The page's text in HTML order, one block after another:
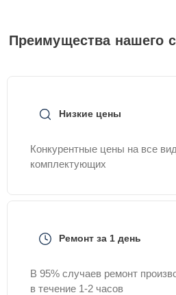
Преимущества нашего
Низкие цены
Конкурентные цены на все
комплектующих
Ремонт за 1 день
В 95% случаев ремонт
в течение 1-2 часов